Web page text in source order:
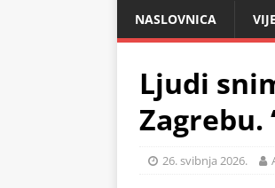
NASLOVNICA
Ljudi
Zagrebu.
26. svibnja 2026.